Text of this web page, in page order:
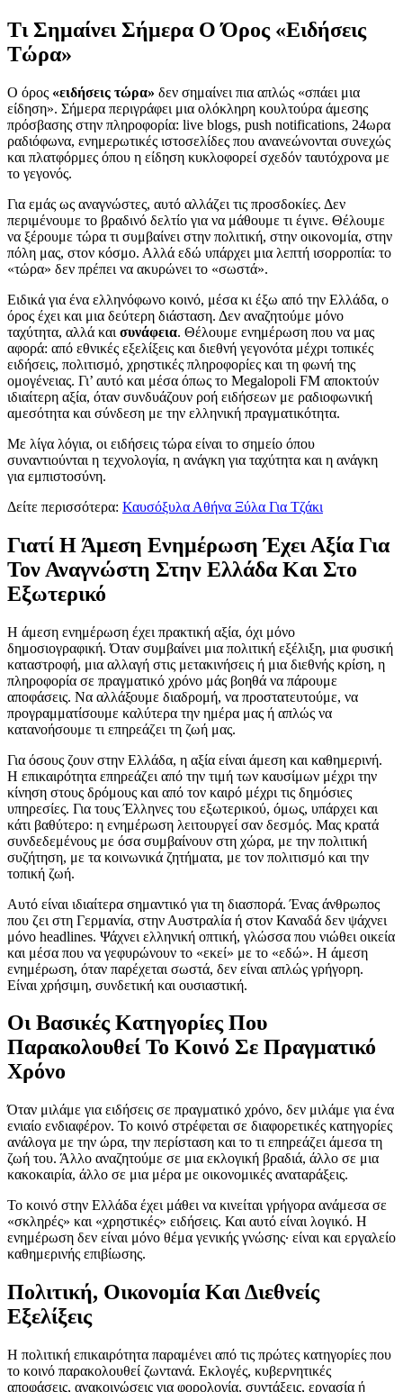
Τι Σημαίνει Σήμερα Ο Όρος «Ειδήσεις
Τώρα»
Ο όρος «ειδήσεις τώρα» δεν σημαίνει πια απλώς «σπάει μια
είδηση». Σήμερα περιγράφει μια ολόκληρη κουλτούρα άμεσης
πρόσβασης στην πληροφορία: live blogs, push notifications, 24ωρα
ραδιόφωνα, ενημερωτικές ιστοσελίδες που ανανεώνονται συνεχώς
και πλατφόρμες όπου η είδηση κυκλοφορεί σχεδόν ταυτόχρονα με
το γεγονός.
Για εμάς ως αναγνώστες, αυτό αλλάζει τις προσδοκίες. Δεν
περιμένουμε το βραδινό δελτίο για να μάθουμε τι έγινε. Θέλουμε
να ξέρουμε τώρα τι συμβαίνει στην πολιτική, στην οικονομία, στην
πόλη μας, στον κόσμο. Αλλά εδώ υπάρχει μια λεπτή ισορροπία: το
«τώρα» δεν πρέπει να ακυρώνει το «σωστά».
Ειδικά για ένα ελληνόφωνο κοινό, μέσα κι έξω από την Ελλάδα, ο
όρος έχει και μια δεύτερη διάσταση. Δεν αναζητούμε μόνο
ταχύτητα, αλλά και συνάφεια. Θέλουμε ενημέρωση που να μας
αφορά: από εθνικές εξελίξεις και διεθνή γεγονότα μέχρι τοπικές
ειδήσεις, πολιτισμό, χρηστικές πληροφορίες και τη φωνή της
ομογένειας. Γι’ αυτό και μέσα όπως το Megalopoli FM αποκτούν
ιδιαίτερη αξία, όταν συνδυάζουν ροή ειδήσεων με ραδιοφωνική
αμεσότητα και σύνδεση με την ελληνική πραγματικότητα.
Με λίγα λόγια, οι ειδήσεις τώρα είναι το σημείο όπου
συναντιούνται η τεχνολογία, η ανάγκη για ταχύτητα και η ανάγκη
για εμπιστοσύνη.
Δείτε περισσότερα: Καυσόξυλα Αθήνα Ξύλα Για Τζάκι
Γιατί Η Άμεση Ενημέρωση Έχει Αξία Για
Τον Αναγνώστη Στην Ελλάδα Και Στο
Εξωτερικό
Η άμεση ενημέρωση έχει πρακτική αξία, όχι μόνο
δημοσιογραφική. Όταν συμβαίνει μια πολιτική εξέλιξη, μια φυσική
καταστροφή, μια αλλαγή στις μετακινήσεις ή μια διεθνής κρίση, η
πληροφορία σε πραγματικό χρόνο μάς βοηθά να πάρουμε
αποφάσεις. Να αλλάξουμε διαδρομή, να προστατευτούμε, να
προγραμματίσουμε καλύτερα την ημέρα μας ή απλώς να
κατανοήσουμε τι επηρεάζει τη ζωή μας.
Για όσους ζουν στην Ελλάδα, η αξία είναι άμεση και καθημερινή.
Η επικαιρότητα επηρεάζει από την τιμή των καυσίμων μέχρι την
κίνηση στους δρόμους και από τον καιρό μέχρι τις δημόσιες
υπηρεσίες. Για τους Έλληνες του εξωτερικού, όμως, υπάρχει και
κάτι βαθύτερο: η ενημέρωση λειτουργεί σαν δεσμός. Μας κρατά
συνδεδεμένους με όσα συμβαίνουν στη χώρα, με την πολιτική
συζήτηση, με τα κοινωνικά ζητήματα, με τον πολιτισμό και την
τοπική ζωή.
Αυτό είναι ιδιαίτερα σημαντικό για τη διασπορά. Ένας άνθρωπος
που ζει στη Γερμανία, στην Αυστραλία ή στον Καναδά δεν ψάχνει
μόνο headlines. Ψάχνει ελληνική οπτική, γλώσσα που νιώθει οικεία
και μέσα που να γεφυρώνουν το «εκεί» με το «εδώ». Η άμεση
ενημέρωση, όταν παρέχεται σωστά, δεν είναι απλώς γρήγορη.
Είναι χρήσιμη, συνδετική και ουσιαστική.
Οι Βασικές Κατηγορίες Που
Παρακολουθεί Το Κοινό Σε Πραγματικό
Χρόνο
Όταν μιλάμε για ειδήσεις σε πραγματικό χρόνο, δεν μιλάμε για ένα
ενιαίο ενδιαφέρον. Το κοινό στρέφεται σε διαφορετικές κατηγορίες
ανάλογα με την ώρα, την περίσταση και το τι επηρεάζει άμεσα τη
ζωή του. Άλλο αναζητούμε σε μια εκλογική βραδιά, άλλο σε μια
κακοκαιρία, άλλο σε μια μέρα με οικονομικές αναταράξεις.
Το κοινό στην Ελλάδα έχει μάθει να κινείται γρήγορα ανάμεσα σε
«σκληρές» και «χρηστικές» ειδήσεις. Και αυτό είναι λογικό. Η
ενημέρωση δεν είναι μόνο θέμα γενικής γνώσης· είναι και εργαλείο
καθημερινής επιβίωσης.
Πολιτική, Οικονομία Και Διεθνείς
Εξελίξεις
Η πολιτική επικαιρότητα παραμένει από τις πρώτες κατηγορίες που
το κοινό παρακολουθεί ζωντανά. Εκλογές, κυβερνητικές
αποφάσεις, ανακοινώσεις για φορολογία, συντάξεις, εργασία ή